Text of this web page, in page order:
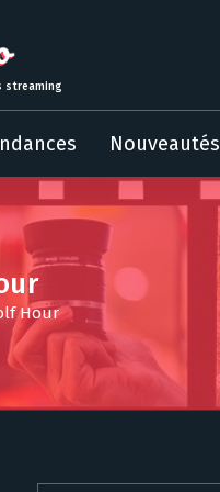
streaming
Nouveautés
Hour